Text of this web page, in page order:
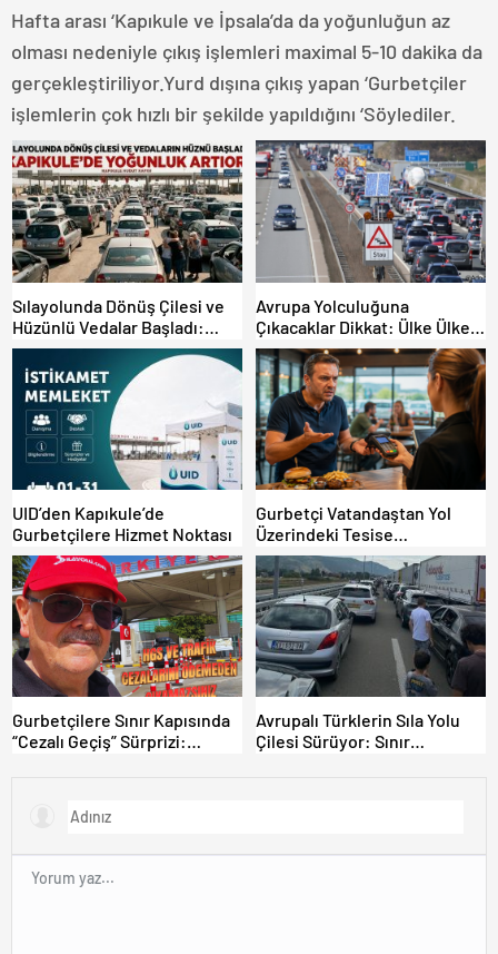
Hafta arası ‘Kapıkule ve İpsala’da da yoğunluğun az
olması nedeniyle çıkış işlemleri maximal 5-10 dakika da
gerçekleştiriliyor.Yurd dışına çıkış yapan ‘Gurbetçiler
işlemlerin çok hızlı bir şekilde yapıldığını ‘Söylediler.
Sılayolunda Dönüş Çilesi ve
Hüzünlü Vedalar Başladı:
Kapıkule’de Yoğunluk Artıyor!
Avrupa Yolculuğuna
Çıkacaklar Dikkat: Ülke Ülke
Güncel Trafik Kuralları,
Avrupa Otoyol Hız Limitleri
UID’den Kapıkule’de
Gurbetçilere Hizmet Noktası
Gurbetçi Vatandaştan Yol
Üzerindeki Tesise
Dolandırıcılık İddiası:
“Hesabınızı Mutlaka Kontrol
Edin”
Gurbetçilere Sınır Kapısında
“Cezalı Geçiş” Sürprizi:
Avrupalı Türklerin Sıla Yolu
Çilesi Sürüyor: Sınır